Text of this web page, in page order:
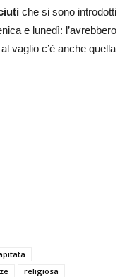
che si sono introdotti
e lunedì: l’avrebbero
vaglio c’è anche quella
religiosa